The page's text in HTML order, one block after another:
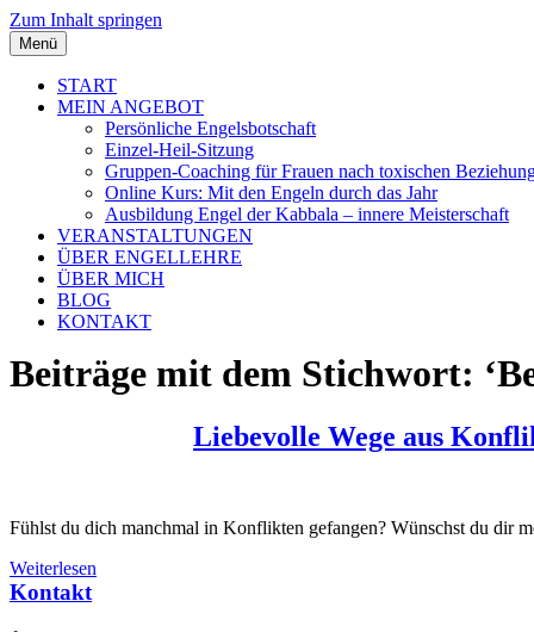
Zum Inhalt springen
Menü
START
MEIN ANGEBOT
Persönliche Engelsbotschaft
Einzel-Heil-Sitzung
Gruppen-Coaching für Frauen nach toxischen
Online Kurs: Mit den Engeln durch das Jahr
Ausbildung Engel der Kabbala – innere Meisterschaft
VERANSTALTUNGEN
ÜBER ENGELLEHRE
ÜBER MICH
BLOG
KONTAKT
Beiträge mit dem Stichwort:
Liebevolle Wege aus
Fühlst du dich manchmal in Konflikten gefangen? Wünschst du dir
Weiterlesen
Kontakt